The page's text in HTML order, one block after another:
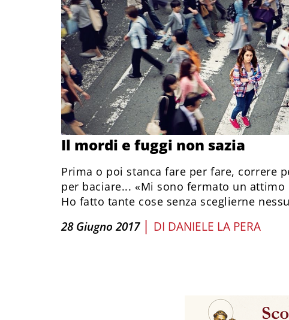
Il mordi e fuggi non sazia
Prima o poi stanca fare per fare, correre
per baciare... «Mi sono fermato un attimo
Ho fatto tante cose senza sceglierne
28 Giugno 2017 | DI DANIELE LA PERA